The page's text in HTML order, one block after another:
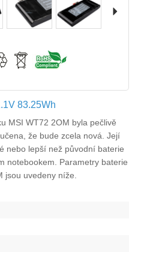
83.25Wh
MSI WT72 2OM byla pečlivě
že bude zcela nová. Její
nebo lepší než původní baterie
notebookem. Parametry baterie
jsou uvedeny níže.